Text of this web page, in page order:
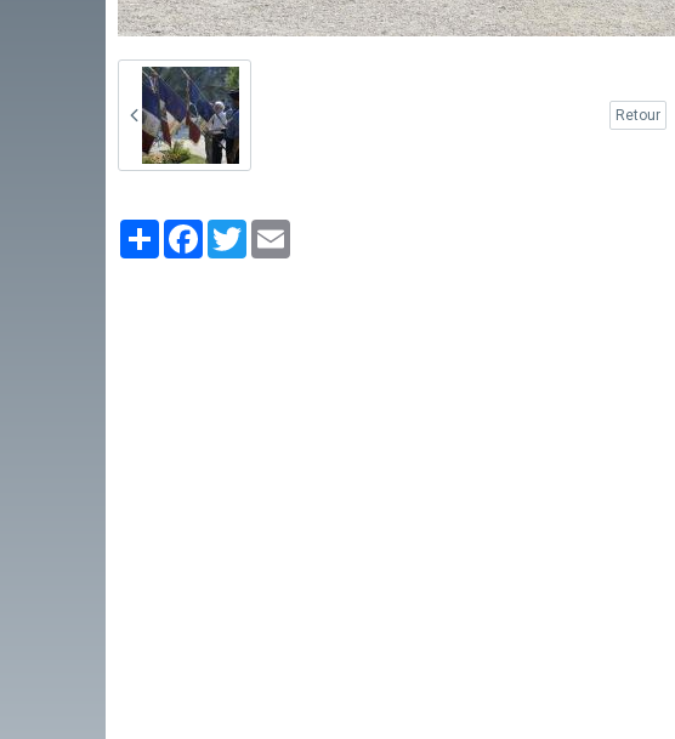
Retour
PartagerFacebook
Twitter